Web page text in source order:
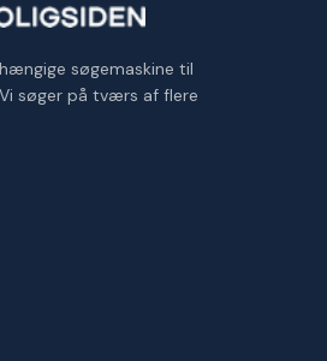
søgemaskine til
søger på tværs af flere